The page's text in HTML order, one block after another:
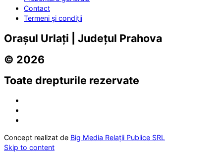
Contact
Termeni și condiții
Orașul Urlați | Județul Prahova
© 2026
Toate drepturile rezervate
Concept realizat de Big Media Relații Publice SRL
Skip to content